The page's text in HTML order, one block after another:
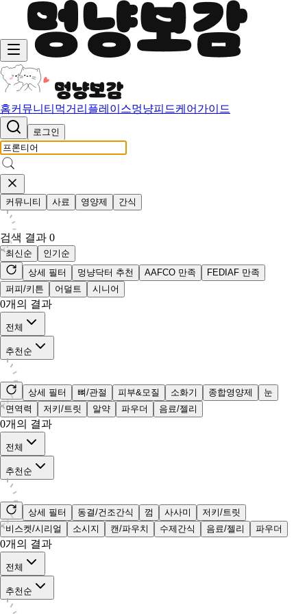
홈커뮤니티 먹거리 플레이스멍냥피드케어가이드
로그인
커뮤니티 사료 영양제 간식
검색 결과 0
최신순
인기순
상세 필터
멍냥닥터 추천 AAFCO 만족
FEDIAF 만족
퍼피/키튼
어덜트 시니어
0개의 결과
전체
추천순
상세 필터 뼈/관절 피부&모질 소화기 종합영양제
눈
면역력
저키/트릿 알약 파우더 음료/젤리
0개의 결과
전체
추천순
상세 필터 동결/건조간식 껌 사사미
저키/트릿
비스켓/시리얼
소시지 캔/파우치 수제간식 음료/젤리 파우더
0개의 결과
전체
추천순